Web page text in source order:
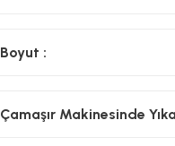
Boyut :
Çamaşır Makinesinde